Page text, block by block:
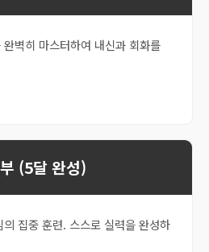
벽히 마스터하여 내신과 회화를
(5달 완성)
집중 훈련. 스스로 실력을 완성하